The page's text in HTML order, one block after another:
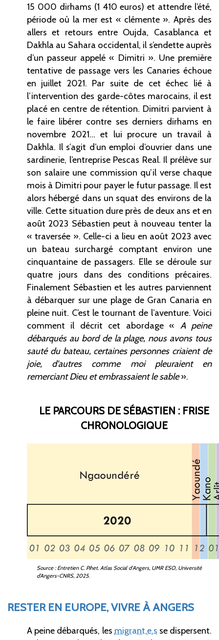
15 000 dirhams (1 410 euros) et attendre l’été,
période où la mer est « clémente ». Après des
allers et retours entre Oujda, Casablanca et
Dakhla au Sahara occidental, il s’endette auprès
d’un passeur appelé « Dimitri ». Une première
tentative de passage vers les Canaries échoue
en juillet 2021. Par suite de cet échec lié à
l’intervention des garde-côtes marocains, il est
placé en centre de rétention. Dimitri parvient à
le faire libérer contre ses derniers dirhams en
novembre 2021… et lui procure un travail à
Dakhla. Il s’agit d’un emploi d’ouvrier dans une
sardinerie, l’entreprise Pescas Real. Il prélève sur
son salaire une commission qu’il verse chaque
mois à Dimitri pour payer le futur passage. Il est
alors hébergé dans un squat des environs de la
ville. Cette situation dure près de deux ans et en
août 2023 Sébastien peut à nouveau tenter la
« traversée ». Celle-ci a lieu en août 2023 avec
un bateau surchargé comptant environ une
cinquantaine de passagers. Elle se déroule sur
quatre jours dans des conditions précaires.
Finalement Sébastien et les autres parviennent
à débarquer sur une plage de Gran Canaria en
pleine nuit. C’est le tournant de l’aventure. Voici
comment il décrit cet abordage «
A peine
débarqués au bord de la plage, nous avons tous
sauté du bateau, certaines personnes criaient de
joie, d'autres comme moi pleuraient en
remerciant Dieu et embrassaient le sable ».
LE PARCOURS DE SÉBASTIEN : FRISE
CHRONOLOGIQUE
Source : Entretien C. Pihet. Atlas Social d'Angers, UMR ESO, Université
d’Angers-CNRS, 2025.
RESTER EN EUROPE, VIVRE À ANGERS
A peine débarqués, les migrant.e.s se dispersent.